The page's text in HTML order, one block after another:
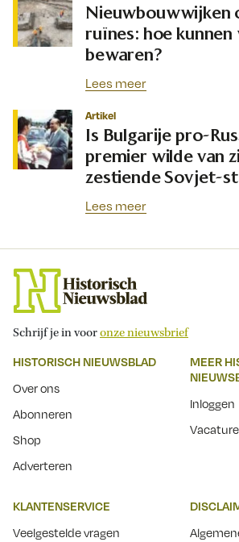
Nieuwbouwwijken
ruïnes: hoe
bewaren?
Lees meer
Artikel
Is Bulgarije pro-
premier wilde van
zestiende Sovjet-
Lees meer
Schrijf je in vooronze nieuwsbrief
HISTORISCH NIEUWSBLAD
Over ons
Abonneren
Shop
Adverteren
MEER
Inloggen
KLANTENSERVICE
Veelgestelde vragen